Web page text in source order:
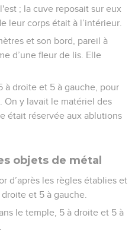
; la cuve reposait sur eux
leur corps était à l’intérieur.
et son bord, pareil à
d’une fleur de lis. Elle
à droite et 5 à gauche, pour
On y lavait le matériel des
était réservée aux ablutions
objets de métal
d’après les règles établies et
et 5 à gauche.
le temple, 5 à droite et 5 à